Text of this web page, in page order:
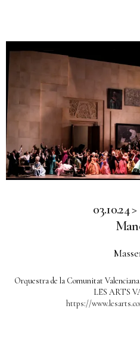
03.10.24 >
Orquestra de la Comunitat
LES ARTS
https://